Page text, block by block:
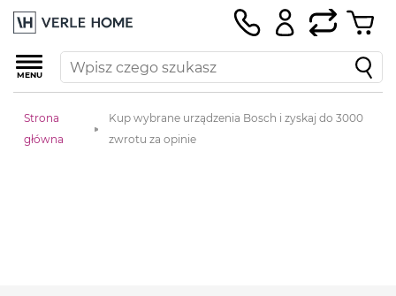
MENU
Strona
główna
Kup wybrane urządzenia Bosch i zyskaj do 3000
zwrotu za opinie